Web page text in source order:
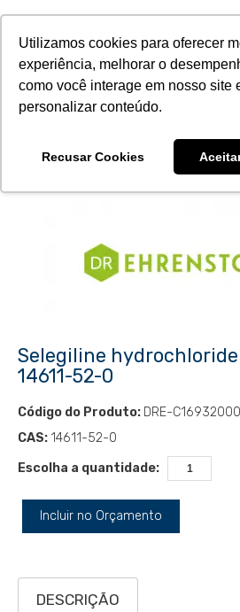
Utilizamos cookies para oferecer
experiência, melhorar o
como você interage em nosso site
personalizar conteúdo.
Recusar Cookies
Produtos - Padrões de
Selegiline hydrochloride
14611-52-0
Código do Produto: DRE-C16932000
CAS: 14611-52-0
Escolha a quantidade:
Incluir no Orçamento
DESCRIÇÃO